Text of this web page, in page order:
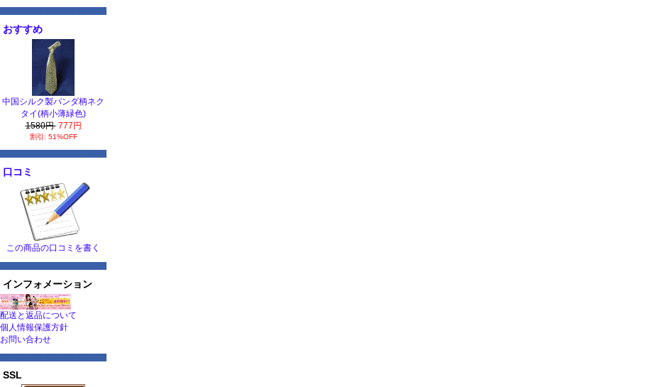
おすすめ
中国シルク製パンダ柄ネク
タイ(柄小薄緑色)
1580円 777円
割引: 51%OFF
口コミ
この商品の口コミを書く
インフォメーション
配送と返品について
個人情報保護方針
お問い合わせ
SSL